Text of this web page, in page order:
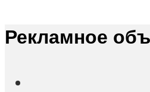
Рекламное